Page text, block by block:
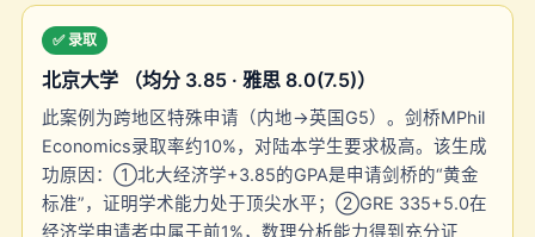
✅ 录取
北京大学 （均分 3.85 · 雅思 8.0(7.5)）
此案例为跨地区特殊申请（内地→英国G5）。剑桥MPhil
Economics录取率约10%，对陆本学生要求极高。该生成
功原因：①北大经济学+3.85的GPA是申请剑桥的“黄金
标准”，证明学术能力处于顶尖水平；②GRE 335+5.0在
经济学申请者中属于前1%，数理分析能力得到充分证